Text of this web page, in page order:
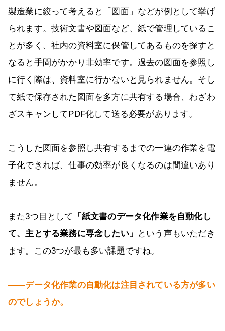
製造業に絞って考えると「図面」などが例として挙げ
られます。技術文書や図面など、紙で管理しているこ
とが多く、社内の資料室に保管してあるものを探すと
なると手間がかかり非効率です。過去の図面を参照し
に行く際は、資料室に行かないと見られません。そし
て紙で保存された図面を多方に共有する場合、わざわ
ざスキャンしてPDF化して送る必要があります。
こうした図面を参照し共有するまでの一連の作業を電
子化できれば、仕事の効率が良くなるのは間違いあり
ません。
また3つ目として
「紙文書のデータ化作業を自動化し
て、主とする業務に専念したい」
という声もいただき
ます。この3つが最も多い課題ですね。
――データ化作業の自動化は注目されている方が多い
のでしょうか。